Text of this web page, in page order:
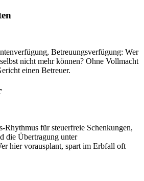
Betreuungsverfügung: Wer
nicht mehr können? Ohne Vollmacht
einen Betreuer.
Rhythmus für steuerfreie Schenkungen,
die Übertragung unter
hier vorausplant, spart im Erbfall oft